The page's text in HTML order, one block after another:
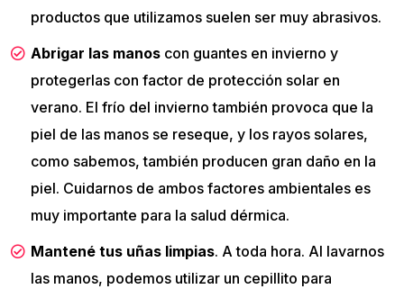
productos que utilizamos suelen ser muy abrasivos.
Abrigar las manos con guantes en invierno y
protegerlas con factor de protección solar en
verano. El frío del invierno también provoca que la
piel de las manos se reseque, y los rayos solares,
como sabemos, también producen gran daño en la
piel. Cuidarnos de ambos factores ambientales es
muy importante para la salud dérmica.
Mantené tus uñas limpias. A toda hora. Al lavarnos
las manos, podemos utilizar un cepillito para